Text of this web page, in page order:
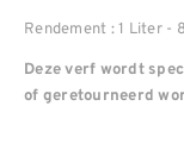
Rendement : 1 Liter -
Deze verf wordt
of geretourneerd